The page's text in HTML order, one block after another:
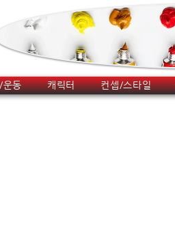
운동 캐릭터 컨셉/스타일